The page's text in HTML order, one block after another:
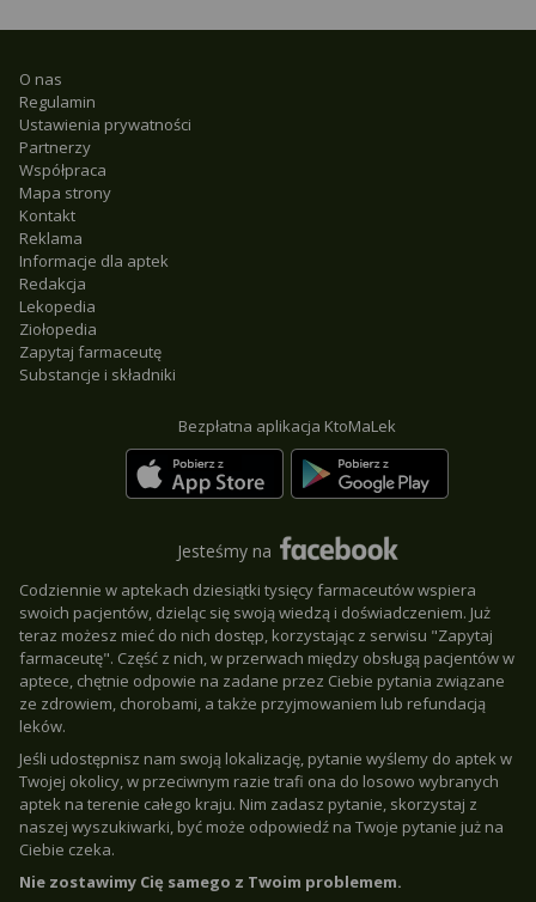
O nas
Regulamin
Ustawienia prywatności
Partnerzy
Współpraca
Mapa strony
Kontakt
Reklama
Informacje dla aptek
Redakcja
Lekopedia
Ziołopedia
Zapytaj farmaceutę
Substancje i składniki
Bezpłatna aplikacja KtoMaLek
Jesteśmy na
Codziennie w aptekach dziesiątki tysięcy farmaceutów wspiera
swoich pacjentów, dzieląc się swoją wiedzą i doświadczeniem. Już
teraz możesz mieć do nich dostęp, korzystając z serwisu "Zapytaj
farmaceutę". Część z nich, w przerwach między obsługą pacjentów w
aptece, chętnie odpowie na zadane przez Ciebie pytania związane
ze zdrowiem, chorobami, a także przyjmowaniem lub refundacją
leków.
Jeśli udostępnisz nam swoją lokalizację, pytanie wyślemy do aptek w
Twojej okolicy, w przeciwnym razie trafi ona do losowo wybranych
aptek na terenie całego kraju. Nim zadasz pytanie, skorzystaj z
naszej wyszukiwarki, być może odpowiedź na Twoje pytanie już na
Ciebie czeka.
Nie zostawimy Cię samego z Twoim problemem.